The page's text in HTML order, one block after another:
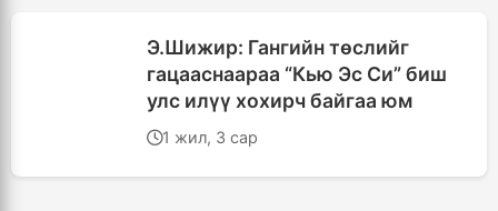
Э.Шижир: Гангийн төслийг
гацааснаараа “Кью Эс Си” биш
улс илүү хохирч байгаа юм
1 жил, 3 сар